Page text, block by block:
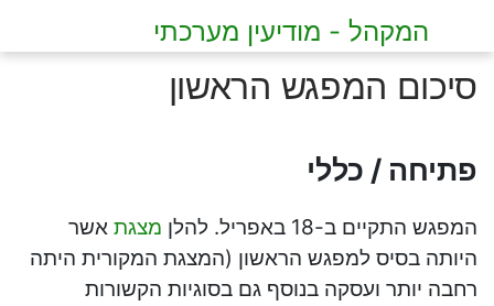
המקהל - מודיעין מערכתי
סיכום המפגש הראשון
פתיחה / כללי
המפגש התקיים ב-18 באפריל. להלן מצגת אשר
היותה בסיס למפגש הראשון (המצגת המקורית היתה
רחבה יותר ועסקה בנוסף גם בסוגיות הקשורות